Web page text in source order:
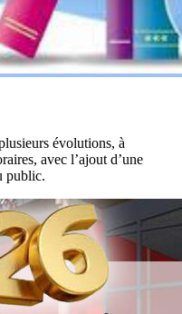
évolutions, à
avec l’ajout d’une
public.